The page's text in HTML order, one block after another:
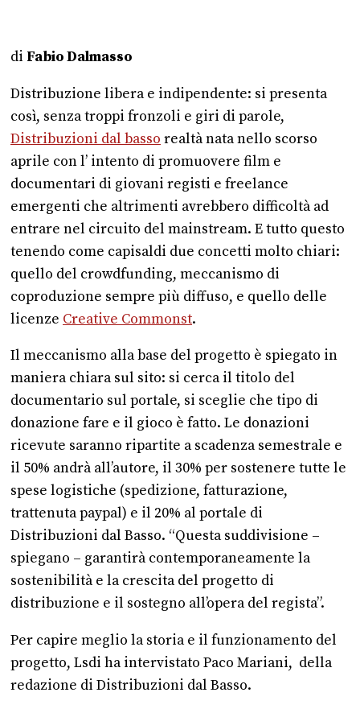
di Fabio Dalmasso
Distribuzione libera e indipendente: si presenta
così, senza troppi fronzoli e giri di parole,
Distribuzioni dal basso realtà nata nello scorso
aprile con l’ intento di promuovere film e
documentari di giovani registi e freelance
emergenti che altrimenti avrebbero difficoltà ad
entrare nel circuito del mainstream. E tutto questo
tenendo come capisaldi due concetti molto chiari:
quello del crowdfunding, meccanismo di
coproduzione sempre più diffuso, e quello delle
licenze Creative Commonst.
Il meccanismo alla base del progetto è spiegato in
maniera chiara sul sito: si cerca il titolo del
documentario sul portale, si sceglie che tipo di
donazione fare e il gioco è fatto. Le donazioni
ricevute saranno ripartite a scadenza semestrale e
il 50% andrà all’autore, il 30% per sostenere tutte le
spese logistiche (spedizione, fatturazione,
trattenuta paypal) e il 20% al portale di
Distribuzioni dal Basso. “Questa suddivisione –
spiegano – garantirà contemporaneamente la
sostenibilità e la crescita del progetto di
distribuzione e il sostegno all’opera del regista”.
Per capire meglio la storia e il funzionamento del
progetto, Lsdi ha intervistato Paco Mariani, della
redazione di Distribuzioni dal Basso.